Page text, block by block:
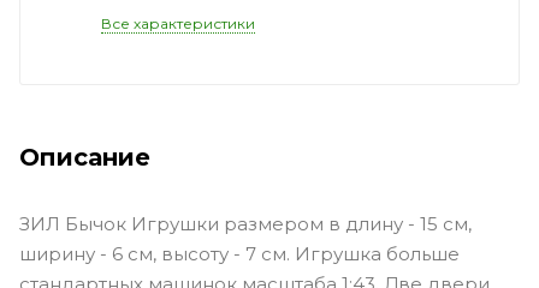
Все характеристики
Описание
ЗИЛ Бычок Игрушки размером в длину - 15 см,
ширину - 6 см, высоту - 7 см. Игрушка больше